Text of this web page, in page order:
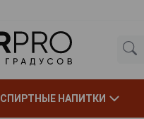
СПИРТНЫЕ НАПИТКИ